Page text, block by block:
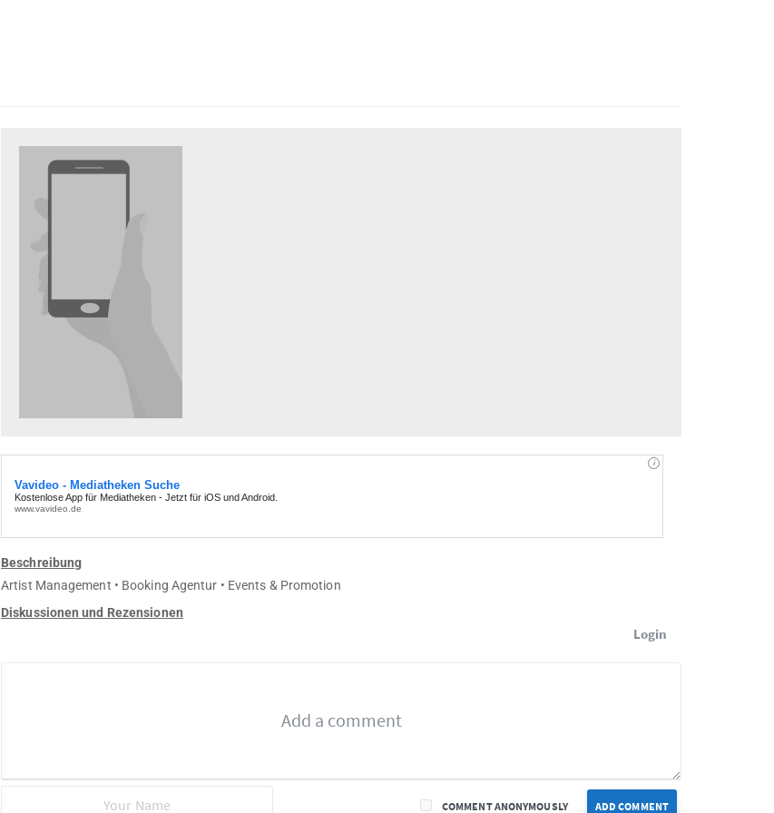
Beschreibung
Artist Management • Booking Agentur • Events & Promotion
Diskussionen und Rezensionen
Login
ADD COMMENT
COMMENT ANONYMOUSLY